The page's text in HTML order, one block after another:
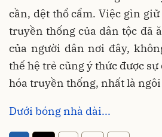
cần, dệt thổ cẩm. Việc gìn
truyền thống của dân tộc đã
của người dân nơi đây,
thế hệ trẻ cũng ý thức được
hóa truyền thống, nhất là
Dưới bóng nhà dài...